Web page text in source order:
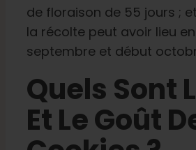
de floraison de 55 jours ;
la récolte peut avoir lieu
septembre et début
Quels Sont
Et Le Goût